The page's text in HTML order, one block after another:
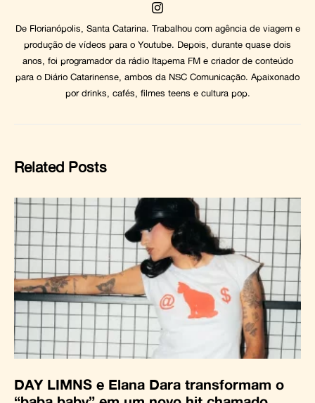
De Florianópolis, Santa Catarina. Trabalhou com agência de viagem e
produção de vídeos para o Youtube. Depois, durante quase dois
anos, foi programador da rádio Itapema FM e criador de conteúdo
para o Diário Catarinense, ambos da NSC Comunicação. Apaixonado
por drinks, cafés, filmes teens e cultura pop.
Related Posts
DAY LIMNS e Elana Dara transformam o